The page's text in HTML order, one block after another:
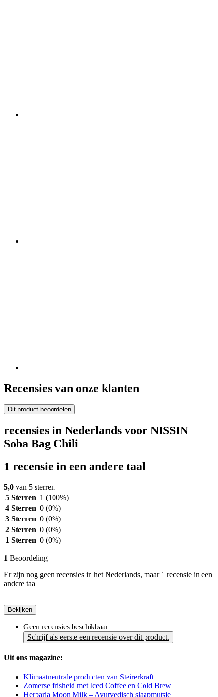
Recensies van onze klanten
Dit product beoordelen
recensies in Nederlands voor NISSIN
Soba Bag Chili
1 recensie in een andere taal
5,0 van 5 sterren
5 Sterren 1 (100%)
4 Sterren 0 (0%)
3 Sterren 0 (0%)
2 Sterren 0 (0%)
1 Sterren 0 (0%)
1 Beoordeling
Er zijn nog geen recensies in het Nederlands, maar 1 recensie in een
andere taal
Bekijken
Geen recensies beschikbaar
Schrijf als eerste een recensie over dit product.
Uit ons magazine:
Klimaatneutrale producten van Steirerkraft
Zomerse frisheid met Iced Coffee en Cold Brew
Herbaria Moon Milk – Ayurvedisch slaapmutsje